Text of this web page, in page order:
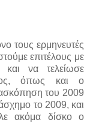
τους ερμηνευτές
επιτέλους με
να τελείωσε
όπως και ο
του 2009
το 2009, και
ακόμα δίσκο ο